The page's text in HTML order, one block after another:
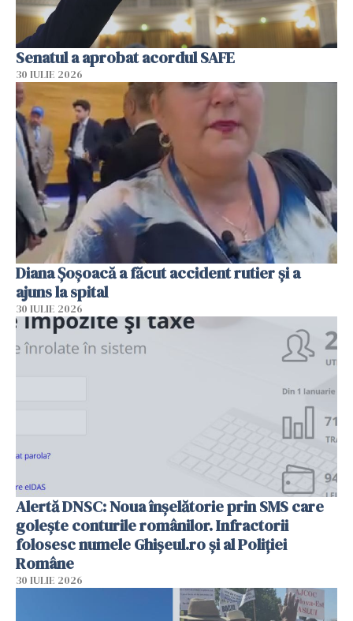
Senatul a aprobat acordul SAFE
30 IULIE 2026
Diana Șoșoacă a făcut accident rutier și a
ajuns la spital
30 IULIE 2026
Alertă DNSC: Noua înșelătorie prin SMS care
golește conturile românilor. Infractorii
folosesc numele Ghișeul.ro și al Poliției
Române
30 IULIE 2026